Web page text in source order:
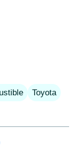
Toyota